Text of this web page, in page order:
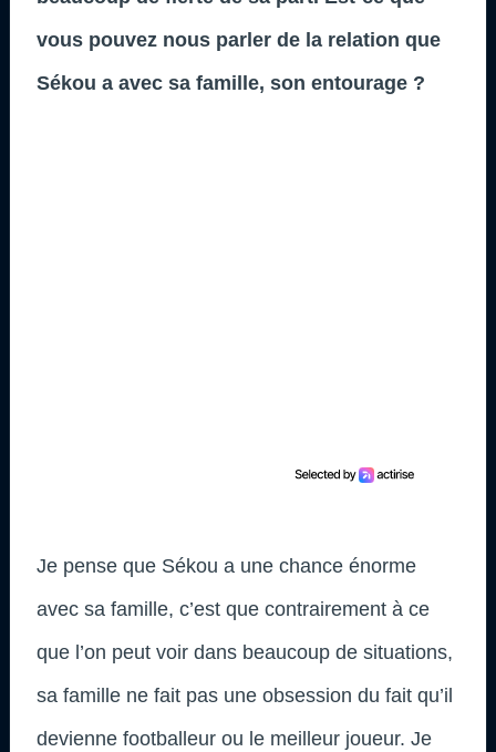
vous pouvez nous parler de la relation que
Sékou a avec sa famille, son entourage ?
Je pense que Sékou a une chance énorme
avec sa famille, c’est que contrairement à ce
que l’on peut voir dans beaucoup de situations,
sa famille ne fait pas une obsession du fait qu’il
devienne footballeur ou le meilleur joueur. Je